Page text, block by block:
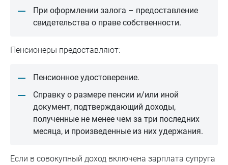
При оформлении залога – предоставление
свидетельства о праве собственности.
Пенсионеры предоставляют:
Пенсионное удостоверение.
Справку о размере пенсии и/или иной
документ, подтверждающий доходы,
полученные не менее чем за три последних
месяца, и произведенные из них удержания.
Если в совокупный доход включена зарплата супруга